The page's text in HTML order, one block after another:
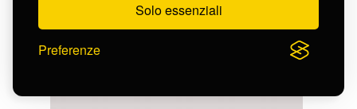
Solo essenziali
Preferenze